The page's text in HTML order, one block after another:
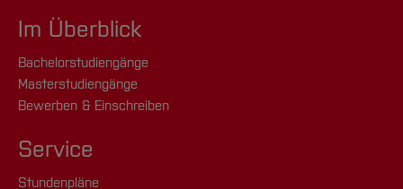
Im Überblick
Bachelorstudiengänge
Masterstudiengänge
Bewerben & Einschreiben
Service
Stundenpläne